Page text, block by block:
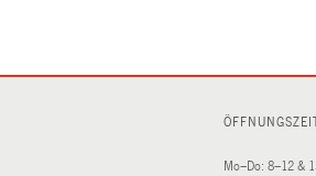
Mo–Do: 8–12 &